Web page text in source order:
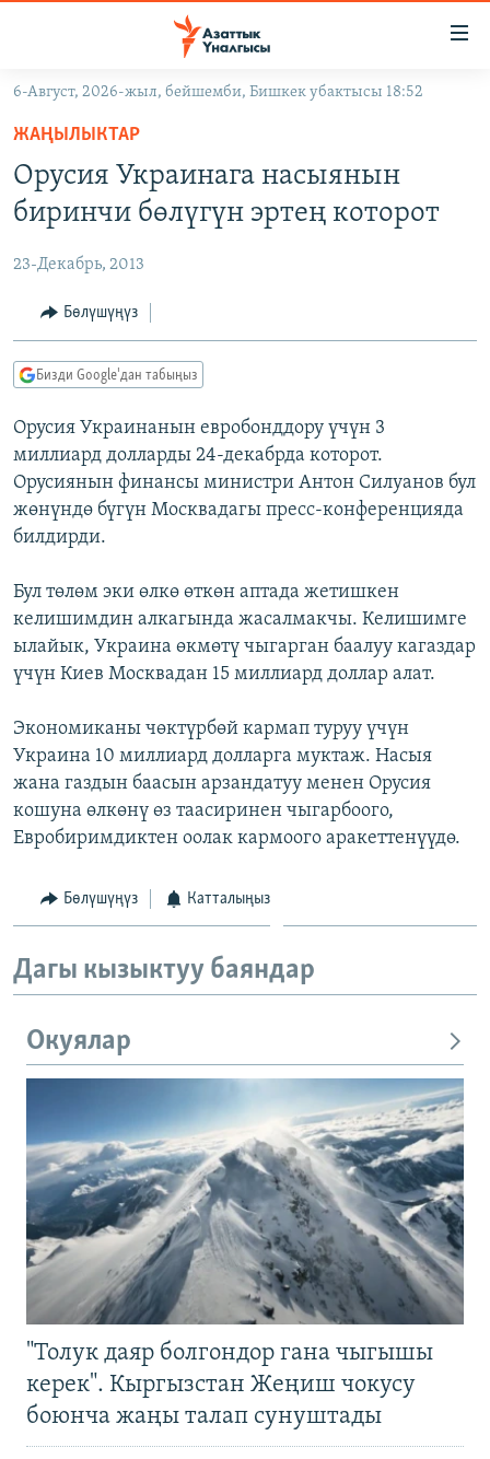
Навигацияга
өтүңүз
Издөөгө
салыңызКЫРГЫЗСТАН
ЭКОНОМИКА
МАДАНИЯТ
ДҮЙНӨ
БОРБОР АЗИЯ
УКРАИНА
АТАЙЫН ИЛИКТӨӨ
ТВ ПРОГРАММАЛАР
ЭКСПЕРТТЕР ТАЛДАЙТ
БИЗ ЖАНА ДҮЙНӨ
ДАНИСТЕ
ЭЖЕ-СИҢДИЛЕР
АЗАТТЫК+
ЫҢГАЙСЫЗ СУРООЛОР
ӨЗГӨЧӨ ПИКИР
Русский
ОНЛАЙН ШЕРИНЕ
ЭЕ/АРнун бардык сайттары
6-Август, 2026-жыл, бейшемби, Бишкек убактысы 18:52
ЖАҢЫЛЫКТАР
Орусия Украинага насыянын
биринчи бөлүгүн эртең которот
23-Декабрь, 2013
Бөлүшүңүз
Бизди Google'дан табыңыз
Орусия Украинанын евробонддору үчүн 3
миллиард долларды 24-декабрда которот.
Орусиянын финансы министри Антон Силуанов бул
жөнүндө бүгүн Москвадагы пресс-конференцияда
билдирди.
Бул төлөм эки өлкө өткөн аптада жетишкен
келишимдин алкагында жасалмакчы. Келишимге
ылайык, Украина өкмөтү чыгарган баалуу кагаздар
үчүн Киев Москвадан 15 миллиард доллар алат.
Экономиканы чөктүрбөй кармап туруу үчүн
Украина 10 миллиард долларга муктаж. Насыя
жана газдын баасын арзандатуу менен Орусия
кошуна өлкөнү өз таасиринен чыгарбоого,
Евробиримдиктен оолак кармоого аракеттенүүдө.
Бөлүшүңүз Катталыңыз
Дагы кызыктуу баяндар
Окуялар
"Толук даяр болгондор гана чыгышы
керек". Кыргызстан Жеңиш чокусу
боюнча жаңы талап сунуштады